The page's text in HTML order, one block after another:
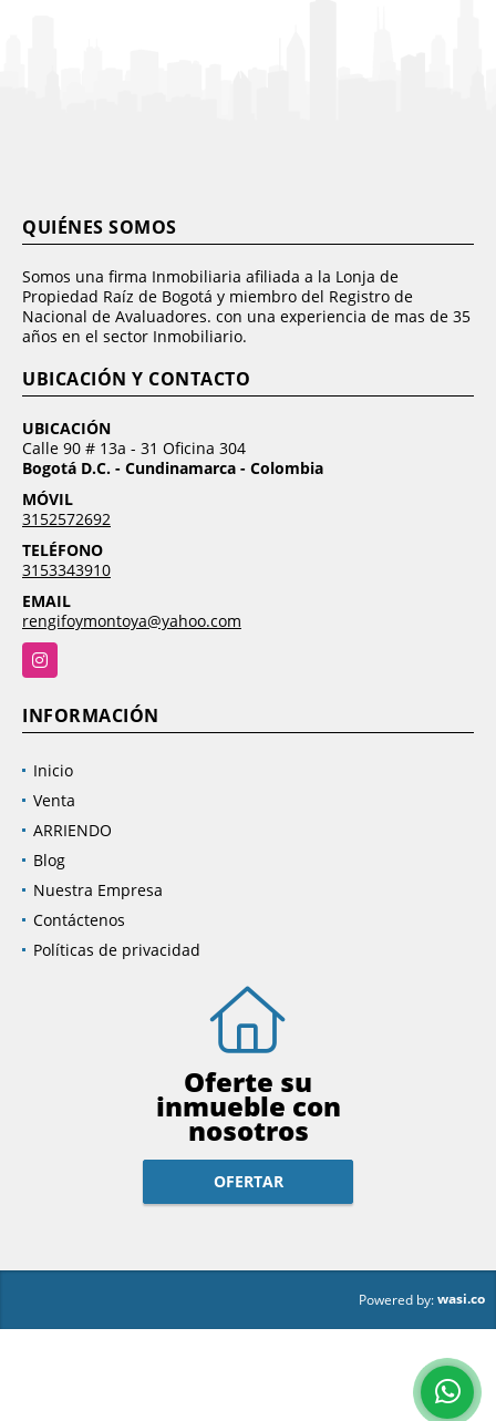
QUIÉNES SOMOS
Somos una firma Inmobiliaria afiliada a la Lonja de
Propiedad Raíz de Bogotá y miembro del Registro de
Nacional de Avaluadores. con una experiencia de mas de 35
años en el sector Inmobiliario.
UBICACIÓN Y CONTACTO
UBICACIÓN
Calle 90 # 13a - 31 Oficina 304
Bogotá D.C. - Cundinamarca - Colombia
MÓVIL
3152572692
TELÉFONO
3153343910
EMAIL
rengifoymontoya@yahoo.com
Instagram
INFORMACIÓN
Inicio
Venta
ARRIENDO
Blog
Nuestra Empresa
Contáctenos
Políticas de privacidad
Oferte su
inmueble con
nosotros
OFERTAR
Powered by:wasi.co